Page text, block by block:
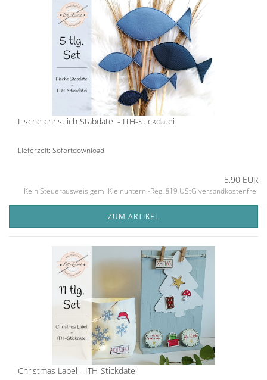
Fische christlich Stabdatei - ITH-Stickdatei
Lieferzeit: Sofortdownload
5,90 EUR
Kein Steuerausweis gem. Kleinuntern.-Reg. §19 UStG versandkostenfrei
ZUM ARTIKEL
Christmas Label - ITH-Stickdatei